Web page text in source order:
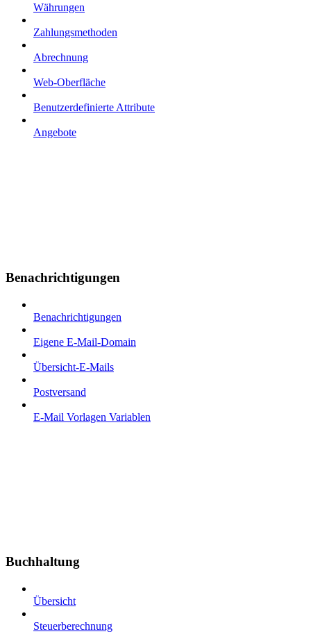
Währungen
Zahlungsmethoden
Abrechnung
Web-Oberfläche
Benutzerdefinierte Attribute
Angebote
Benachrichtigungen
Benachrichtigungen
Eigene E-Mail-Domain
Übersicht-E-Mails
Postversand
E-Mail Vorlagen Variablen
Buchhaltung
Übersicht
Steuerberechnung